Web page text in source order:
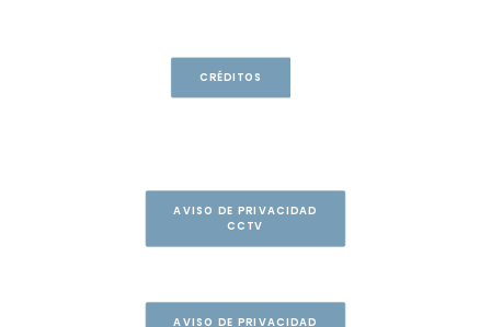
CRÉDITOS
AVISO DE PRIVACIDAD
CCTV
AVISO DE PRIVACIDAD